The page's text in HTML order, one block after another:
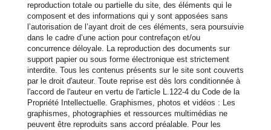
reproduction totale ou partielle du site, des éléments qui le
composent et des informations qui y sont apposées sans
l’autorisation de l’ayant droit de ces éléments, sera poursuivie
dans le cadre d’une action pour contrefaçon et/ou
concurrence déloyale. La reproduction des documents sur
support papier ou sous forme électronique est strictement
interdite. Tous les contenus présents sur le site sont couverts
par le droit d'auteur. Toute reprise est dès lors conditionnée à
l'accord de l'auteur en vertu de l'article L.122-4 du Code de la
Propriété Intellectuelle. Graphismes, photos et vidéos : Les
graphismes, photographies et ressources multimédias ne
peuvent être reproduits sans accord préalable. Pour les